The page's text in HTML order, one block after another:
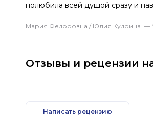
полюбила всей душой сразу и
Мария Федоровна / Юлия Кудрина. —
Отзывы и рецензии
Написать рецензию